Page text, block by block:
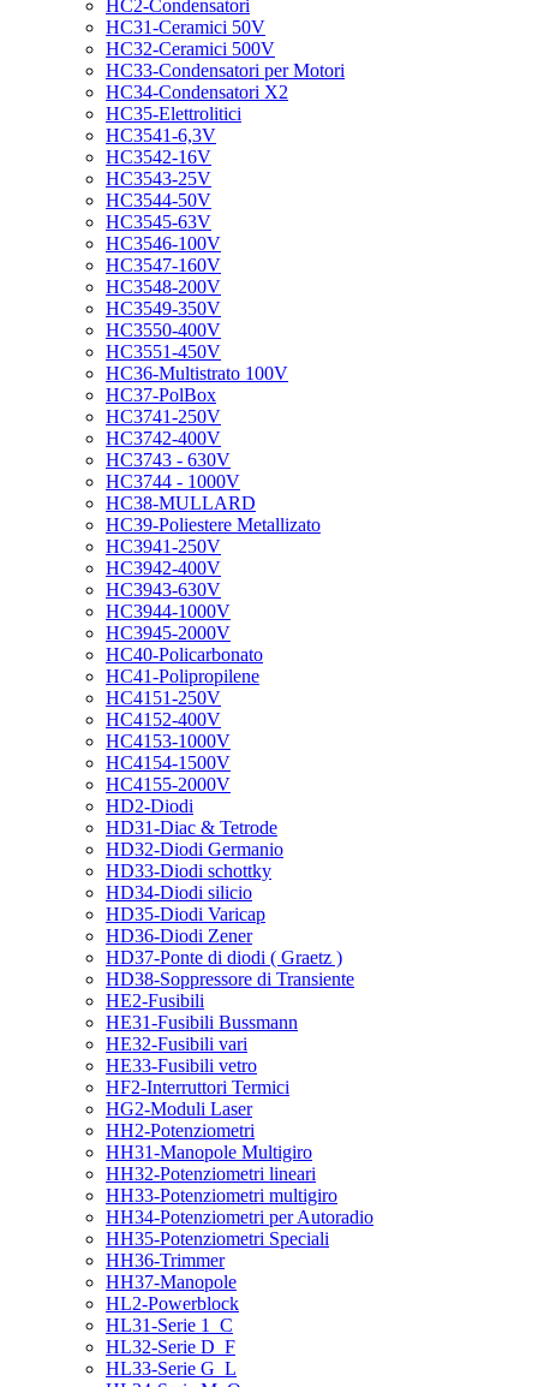
HC2-Condensatori
HC31-Ceramici 50V
HC32-Ceramici 500V
HC33-Condensatori per Motori
HC34-Condensatori X2
HC35-Elettrolitici
HC3541-6,3V
HC3542-16V
HC3543-25V
HC3544-50V
HC3545-63V
HC3546-100V
HC3547-160V
HC3548-200V
HC3549-350V
HC3550-400V
HC3551-450V
HC36-Multistrato 100V
HC37-PolBox
HC3741-250V
HC3742-400V
HC3743 - 630V
HC3744 - 1000V
HC38-MULLARD
HC39-Poliestere Metallizato
HC3941-250V
HC3942-400V
HC3943-630V
HC3944-1000V
HC3945-2000V
HC40-Policarbonato
HC41-Polipropilene
HC4151-250V
HC4152-400V
HC4153-1000V
HC4154-1500V
HC4155-2000V
HD2-Diodi
HD31-Diac & Tetrode
HD32-Diodi Germanio
HD33-Diodi schottky
HD34-Diodi silicio
HD35-Diodi Varicap
HD36-Diodi Zener
HD37-Ponte di diodi ( Graetz )
HD38-Soppressore di Transiente
HE2-Fusibili
HE31-Fusibili Bussmann
HE32-Fusibili vari
HE33-Fusibili vetro
HF2-Interruttori Termici
HG2-Moduli Laser
HH2-Potenziometri
HH31-Manopole Multigiro
HH32-Potenziometri lineari
HH33-Potenziometri multigiro
HH34-Potenziometri per Autoradio
HH35-Potenziometri Speciali
HH36-Trimmer
HH37-Manopole
HL2-Powerblock
HL31-Serie 1_C
HL32-Serie D_F
HL33-Serie G_L